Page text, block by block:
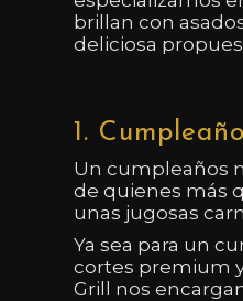
brillan con
deliciosa
1.
Un cumpleaños
de quienes más
unas jugosas
Ya sea para un
cortes premium
Grill nos